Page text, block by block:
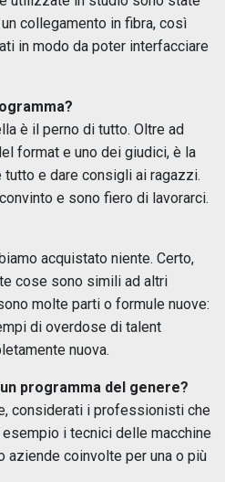
collegamento in fibra, così
in modo da poter interfacciare
è il perno di tutto. Oltre ad
format e uno dei giudici, è la
e dare consigli ai ragazzi.
e sono fiero di lavorarci.
acquistato niente. Certo,
cose sono simili ad altri
molte parti o formule nuove:
di overdose di talent
nuova.
programma del genere?
considerati i professionisti che
i tecnici delle macchine
aziende coinvolte per una o più